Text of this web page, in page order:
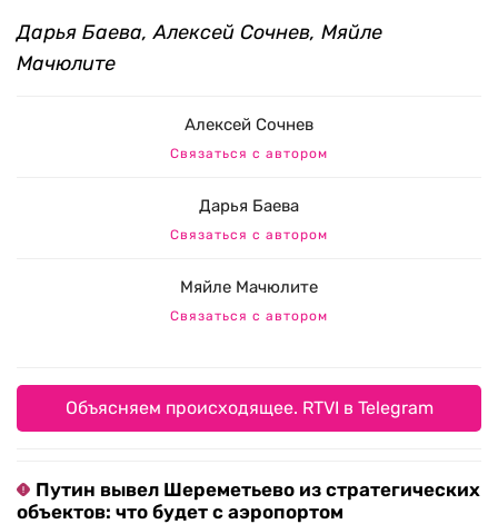
Дарья Баева, Алексей Сочнев, Мяйле
Мачюлите
Алексей Сочнев
Связаться с автором
Дарья Баева
Связаться с автором
Мяйле Мачюлите
Связаться с автором
Объясняем происходящее. RTVI в Telegram
Путин вывел Шереметьево из стратегических
объектов: что будет с аэропортом